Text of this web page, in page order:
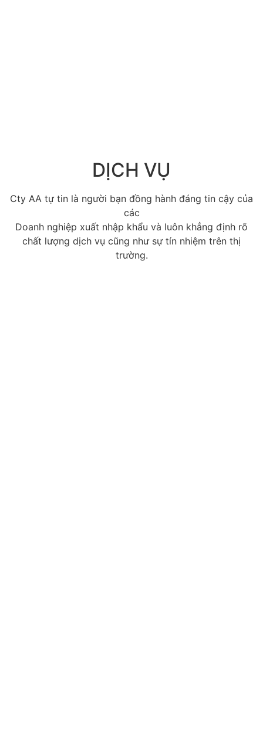
DỊCH VỤ
Cty AA tự tin là người bạn đồng hành đáng tin cậy của
các
Doanh nghiệp xuất nhập khẩu và luôn khẳng định rõ
chất lượng dịch vụ cũng như sự tín nhiệm trên thị
trường.